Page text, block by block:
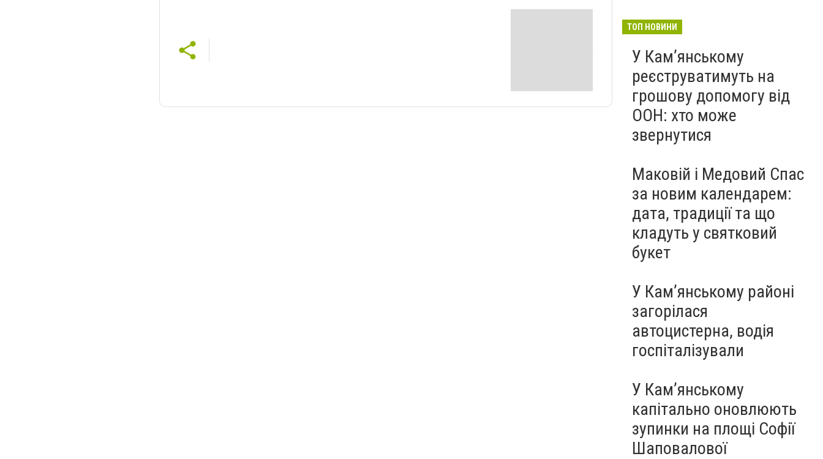
ТОП НОВИНИ
У Кам’янському
реєструватимуть на
грошову допомогу від
ООН: хто може
звернутися
Маковій і Медовий Спас
за новим календарем:
дата, традиції та що
кладуть у святковий
букет
У Кам’янському районі
загорілася
автоцистерна, водія
госпіталізували
У Кам’янському
капітально оновлюють
зупинки на площі Софії
Шаповалової